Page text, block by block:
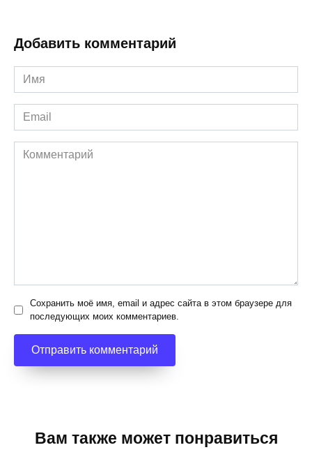
Добавить комментарий
Имя
*
Email
*
Комментарий
Сохранить моё имя, email и адрес сайта в этом браузере для
последующих моих комментариев.
Вам также может понравиться